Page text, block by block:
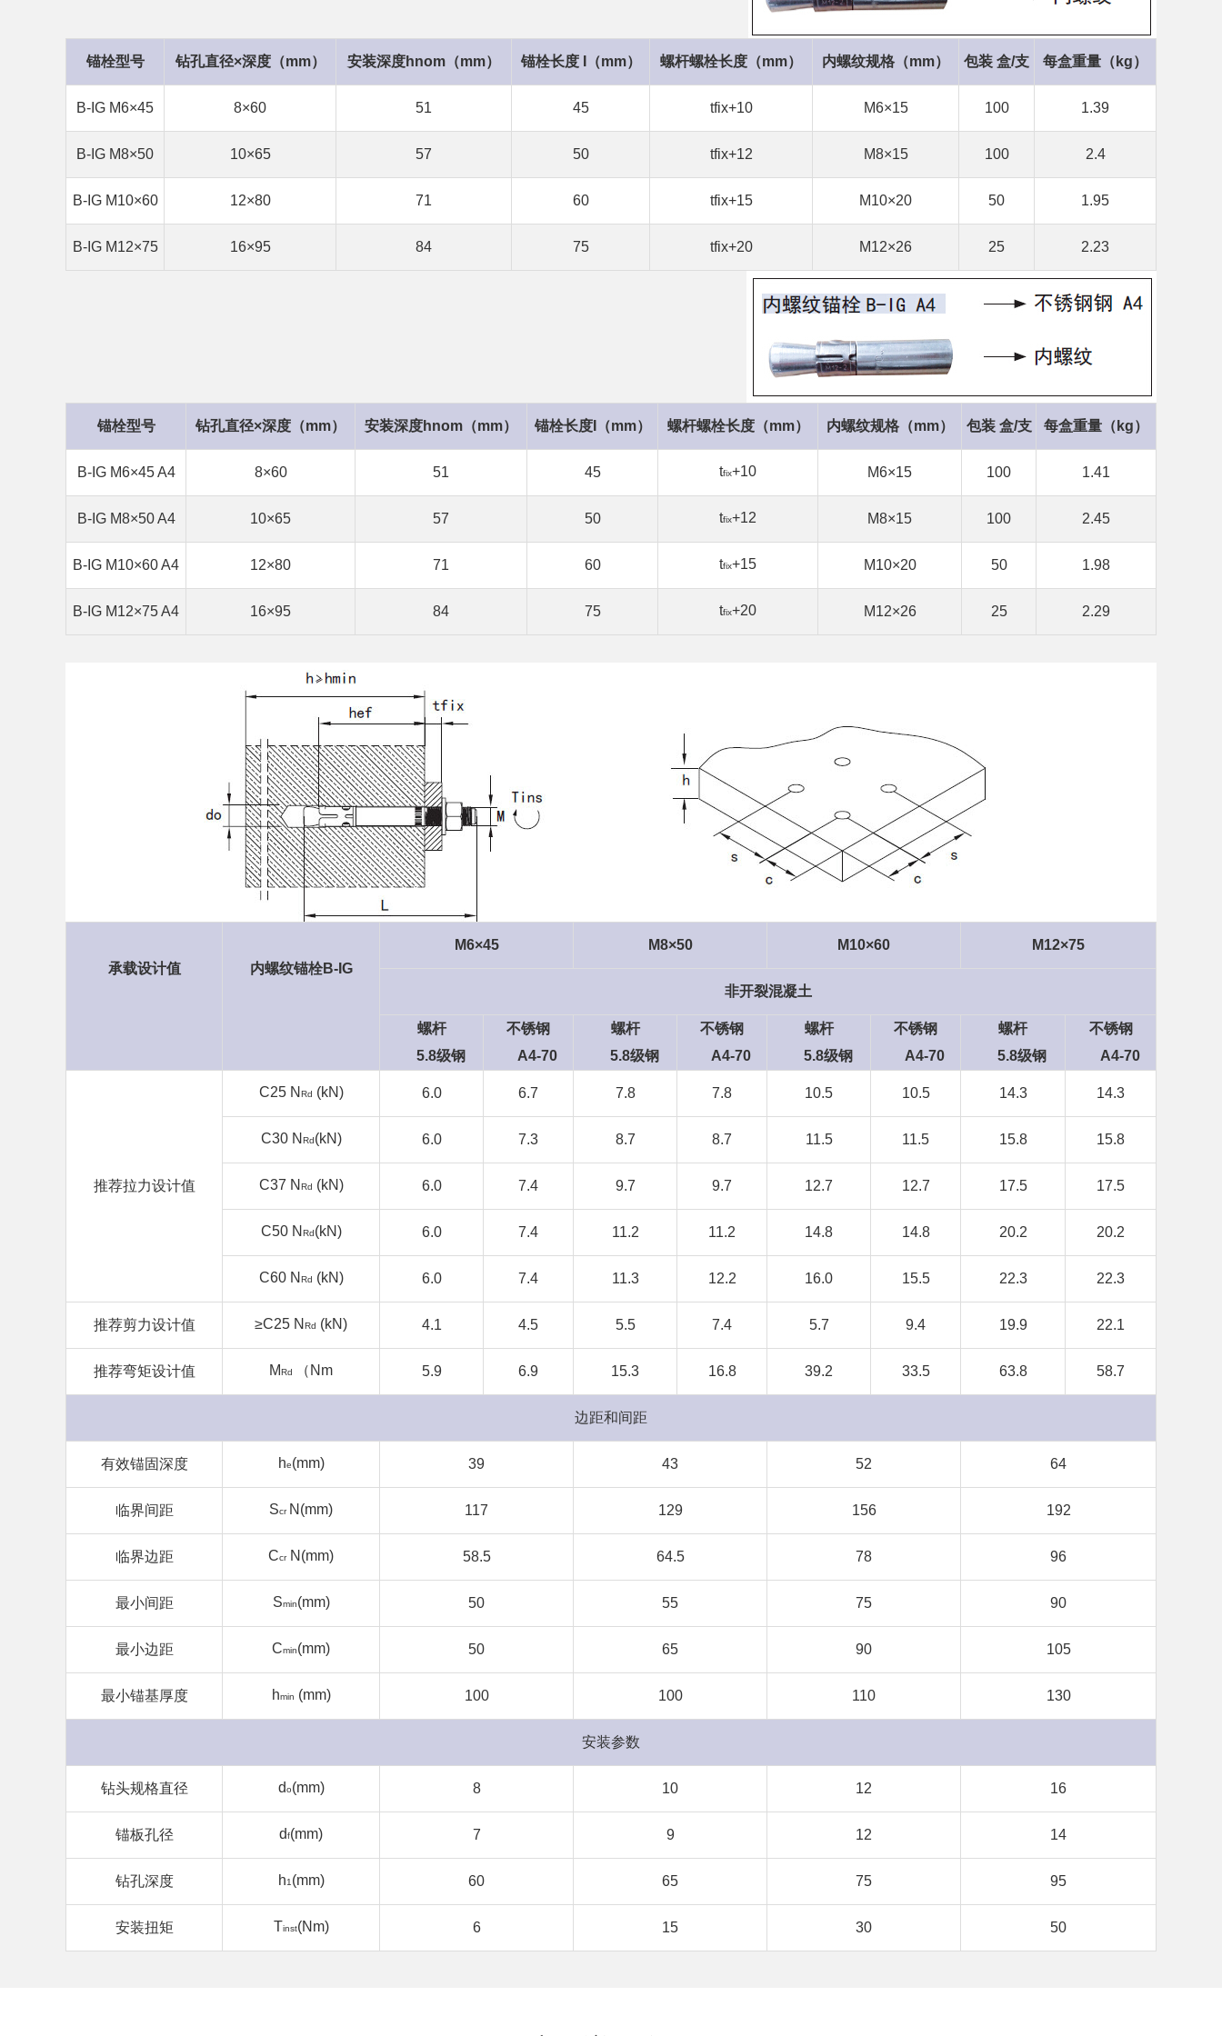
锚栓型号 钻孔直径×深度（mm） 安装深度hnom（mm） 锚栓长度 I（mm） 螺杆螺栓长度（mm） 内螺纹规格（mm） 包装 盒/支 每盒重量（kg）
B-IG M6×45 8×60 51 45 tfix+10 M6×15 100 1.39
B-IG M8×50 10×65 57 50 tfix+12 M8×15 100 2.4
B-IG M10×60 12×80 71 60 tfix+15 M10×20 50 1.95
B-IG M12×75 16×95 84 75 tfix+20 M12×26 25 2.23
锚栓型号 钻孔直径×深度（mm） 安装深度hnom（mm） 锚栓长度I（mm） 螺杆螺栓长度（mm） 内螺纹规格（mm） 包装 盒/支 每盒重量（kg）
B-IG M6×45 A4 8×60 51 45 tfix+10 M6×15 100 1.41
B-IG M8×50 A4 10×65 57 50 tfix+12 M8×15 100 2.45
B-IG M10×60 A4 12×80 71 60 tfix+15 M10×20 50 1.98
B-IG M12×75 A4 16×95 84 75 tfix+20 M12×26 25 2.29
承载设计值 内螺纹锚栓B-IG
M6×45 M8×50 M10×60 M12×75
非开裂混凝土
螺杆
5.8级钢
不锈钢
A4-70
螺杆
5.8级钢
不锈钢
A4-70
螺杆
5.8级钢
不锈钢
A4-70
螺杆
5.8级钢
不锈钢
A4-70
推荐拉力设计值
C25 N Rd (kN) 6.0 6.7 7.8 7.8 10.5 10.5 14.3 14.3
C30 N Rd(kN) 6.0 7.3 8.7 8.7 11.5 11.5 15.8 15.8
C37 N Rd (kN) 6.0 7.4 9.7 9.7 12.7 12.7 17.5 17.5
C50 N Rd(kN) 6.0 7.4 11.2 11.2 14.8 14.8 20.2 20.2
C60 N Rd (kN) 6.0 7.4 11.3 12.2 16.0 15.5 22.3 22.3
推荐剪力设计值 ≥C25 N Rd (kN) 4.1 4.5 5.5 7.4 5.7 9.4 19.9 22.1
推荐弯矩设计值 MRd （Nm 5.9 6.9 15.3 16.8 39.2 33.5 63.8 58.7
边距和间距
有效锚固深度 he(mm) 39 43 52 64
临界间距 Scr N (mm) 117 129 156 192
临界边距 Ccr N (mm) 58.5 64.5 78 96
最小间距 Smin(mm) 50 55 75 90
最小边距 Cmin(mm) 50 65 90 105
最小锚基厚度 hmin (mm) 100 100 110 130
安装参数
钻头规格直径 do(mm) 8 10 12 16
锚板孔径 df(mm) 7 9 12 14
钻孔深度 h1 (mm) 60 65 75 95
安装扭矩 Tinst(Nm) 6 15 30 50